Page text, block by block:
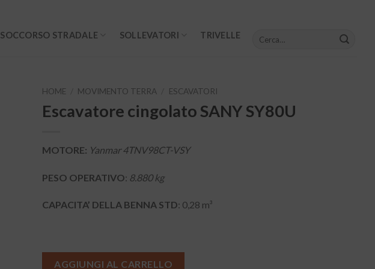
SOCCORSO STRADALE SOLLEVATORI TRIVELLE
HOME MOVIMENTO TERRA ESCAVATORI
Escavatore cingolato SANY SY80U
MOTORE: Yanmar 4TNV98CT-VSY
PESO OPERATIVO: 8.880 kg
CAPACITA’ DELLA BENNA STD: 0,28 m³
AGGIUNGI AL CARRELLO